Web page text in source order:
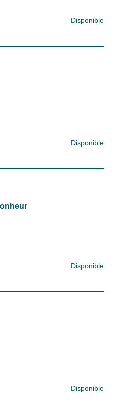
Disponible
Disponible
Disponible
Disponible